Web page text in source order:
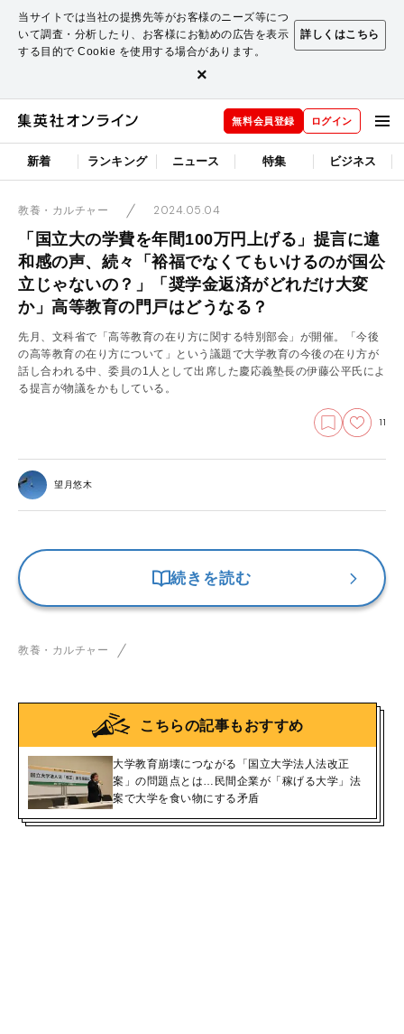
当サイトでは当社の提携先等がお客様のニーズ等につ
いて調査・分析したり、お客様にお勧めの広告を表示
する目的で Cookie を使用する場合があります。
詳しくはこちら
×
無料会員登録 ログイン
新着 ランキング ニュース 特集 ビジネス
教養・カルチャー 2024.05.04
「国立大の学費を年間100万円上げる」提言に違
和感の声、続々「裕福でなくてもいけるのが国公
立じゃないの？」「奨学金返済がどれだけ大変
か」高等教育の門戸はどうなる？
先月、文科省で「高等教育の在り方に関する特別部会」が開催。「今後
の高等教育の在り方について」という議題で大学教育の今後の在り方が
話し合われる中、委員の1人として出席した慶応義塾長の伊藤公平氏によ
る提言が物議をかもしている。
11
望月悠木
続きを読む
教養・カルチャー
こちらの記事もおすすめ
大学教育崩壊につながる「国立大学法人法改正
案」の問題点とは…民間企業が「稼げる大学」法
案で大学を食い物にする矛盾